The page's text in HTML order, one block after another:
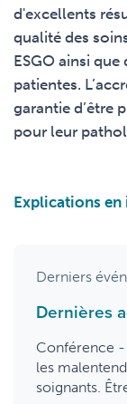
d'excellents
qualité des
ESGO ainsi
patientes.
garantie d’être
pour leur
Explications en
Derniers
Dernières
Conférence -
les
soignants.